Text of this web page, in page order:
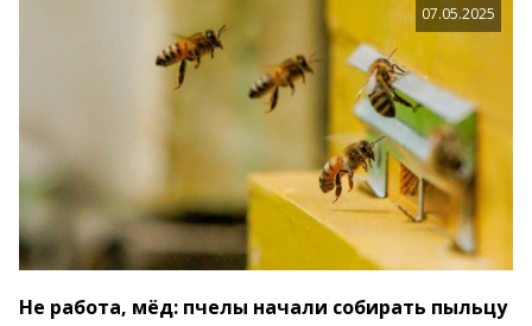
07.05.2025
Не работа, мёд: пчелы начали собирать пыльцу